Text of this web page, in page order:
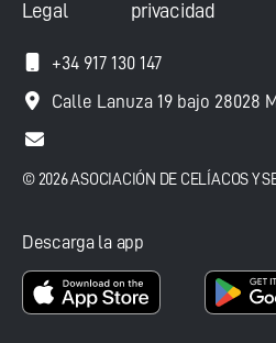
Legal
privacidad
+34 917 130 147
Calle Lanuza 19 bajo 28028
© 2026 ASOCIACIÓN DE CELÍACOS Y
Descarga la app